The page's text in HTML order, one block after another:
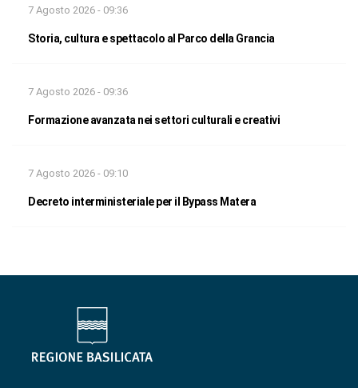
7 Agosto 2026 - 09:36
Storia, cultura e spettacolo al Parco della Grancia
7 Agosto 2026 - 09:36
Formazione avanzata nei settori culturali e creativi
7 Agosto 2026 - 09:10
Decreto interministeriale per il Bypass Matera